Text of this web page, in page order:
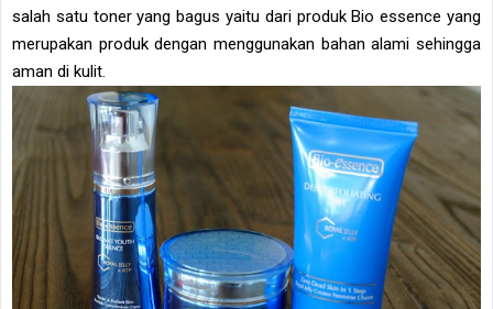
salah satu toner yang bagus yaitu dari produk Bio essence yang
merupakan produk dengan menggunakan bahan alami sehingga
aman di kulit.